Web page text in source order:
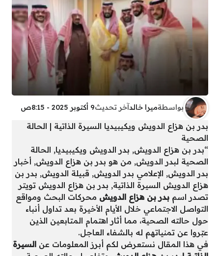
بواسطةميرا خالد آخر تحديث9 أكتوبر 2025 - 8:15ص
بدر بن هزاع الدويش ويكيبيديا السيرة الذاتية | الحالة
الصحية
“بدر بن هزاع الدويش, بدر الدويش ويكيبيديا, الحالة
الصحية لبدر الدويش, من هو بدر بن هزاع الدويش, أخبار
بدر الدويش, الإعلامي بدر الدويش, قبيلة الدويش, بدر بن
هزاع الدويش السيرة الذاتية, بدر بن هزاع الدويش تويتر
تصدر اسم بدر بن هزاع الدويش محركات البحث ومواقع
التواصل الاجتماعي خلال الأيام الأخيرة بعد تداول أنباء
حول حالته الصحية، مما أثار اهتمام المتابعين الذين
عبّروا عن تمنياتهم له بالشفاء العاجل.
في هذا المقال نستعرض لكم أبرز المعلومات عن السيرة